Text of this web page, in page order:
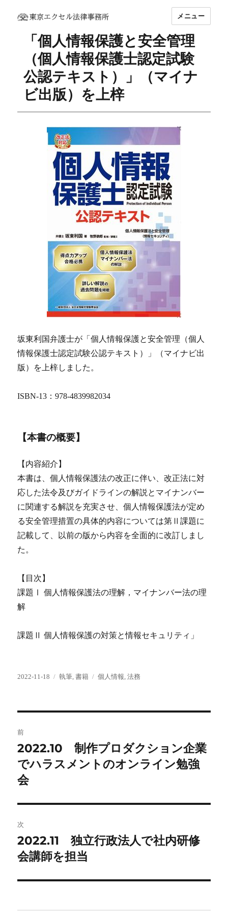
坂東 利国｜東京エクセル法律事務所
メニュー
「個人情報保護と安全管理
（個人情報保護士認定試験
公認テキスト）」（マイナ
ビ出版）を上梓
坂東利国弁護士が「個人情報保護と安全管理（個人
情報保護士認定試験公認テキスト）」（マイナビ出
版）を上梓しました。
ISBN-13：978-4839982034
【本書の概要】
【内容紹介】
本書は、個人情報保護法の改正に伴い、改正法に対
応した法令及びガイドラインの解説とマイナンバー
に関連する解説を充実させ、個人情報保護法が定め
る安全管理措置の具体的内容については第Ⅱ課題に
記載して、以前の版から内容を全面的に改訂しまし
た。
【目次】
課題Ⅰ 個人情報保護法の理解，マイナンバー法の理
解
課題Ⅱ 個人情報保護の対策と情報セキュリティ」
投
2022-11-18
カ
執筆,書籍
タ
個人情報,法務
稿
ナ
ビ
ゲ
ー
シ
前
前
の
投
2022.10 制作プロダクション企業
でハラスメントのオンライン勉強
会
次
次
の
稿:
2022.11 独立行政法人で社内研修
会講師を担当